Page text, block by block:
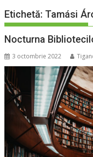
Etichetă:Tamási
Nocturna
3 octombrie 2022